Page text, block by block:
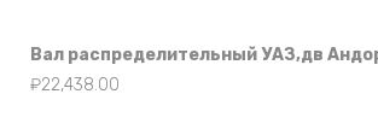
Вал распределительный УАЗ,дв
₽22,438.00